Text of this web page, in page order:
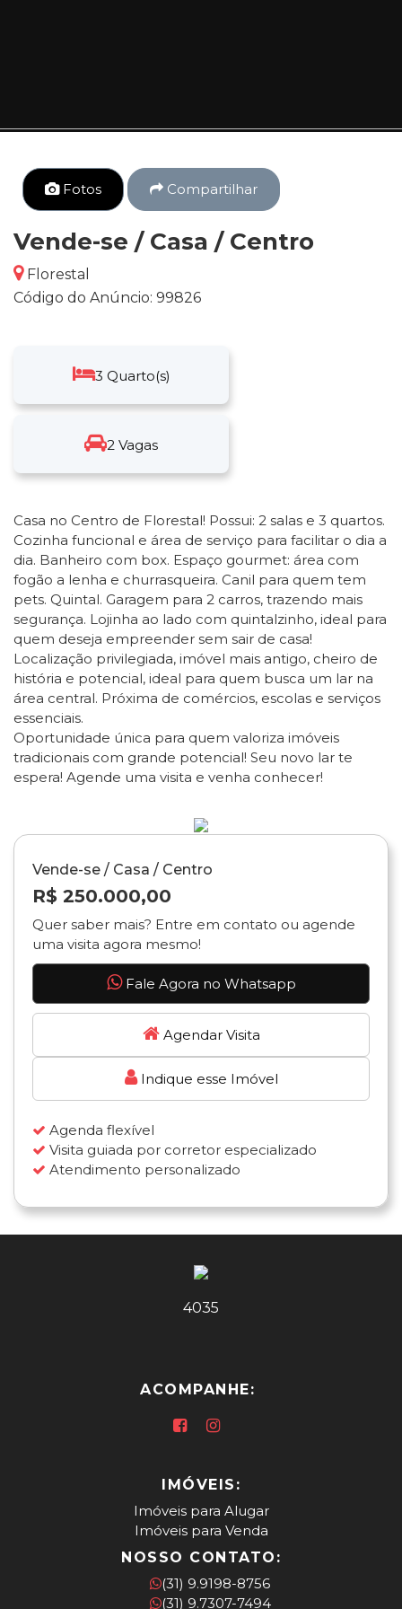
Fotos Compartilhar
Vende-se / Casa / Centro
Florestal
Código do Anúncio: 99826
3 Quarto(s)
2 Vagas
Casa no Centro de Florestal! Possui: 2 salas e 3 quartos.
Cozinha funcional e área de serviço para facilitar o dia a
dia. Banheiro com box. Espaço gourmet: área com
fogão a lenha e churrasqueira. Canil para quem tem
pets. Quintal. Garagem para 2 carros, trazendo mais
segurança. Lojinha ao lado com quintalzinho, ideal para
quem deseja empreender sem sair de casa!
Localização privilegiada, imóvel mais antigo, cheiro de
história e potencial, ideal para quem busca um lar na
área central. Próxima de comércios, escolas e serviços
essenciais.
Oportunidade única para quem valoriza imóveis
tradicionais com grande potencial! Seu novo lar te
espera! Agende uma visita e venha conhecer!
Vende-se / Casa / Centro
R$ 250.000,00
Quer saber mais? Entre em contato ou agende
uma visita agora mesmo!
Fale Agora no Whatsapp
Agendar Visita
Indique esse Imóvel
Agenda flexível
Visita guiada por corretor especializado
Atendimento personalizado
4035
ACOMPANHE:
IMÓVEIS:
Imóveis para Alugar
Imóveis para Venda
NOSSO CONTATO:
(31) 9.9198-8756
(31) 9.7307-7494